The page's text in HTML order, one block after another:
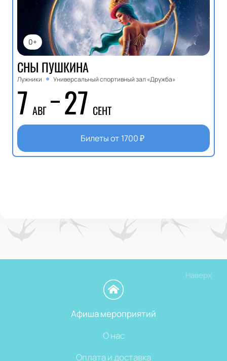
0+
СНЫ ПУШКИНА
Лужники Универсальный спортивный зал «Дружба»
7 АВГ 27 СЕНТ
Билеты от 1700₽
Наверх
Афиша мероприятий
О нас
Оплата и доставка